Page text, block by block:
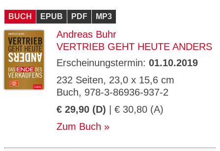
BUCH EPUB PDF MP3
Andreas Buhr
VERTRIEB GEHT HEUTE ANDERS
Erscheinungstermin: 01.10.2019
232 Seiten, 23,0 x 15,6 cm
Buch, 978-3-86936-937-2
€ 29,90 (D) | € 30,80 (A)
Zum Buch